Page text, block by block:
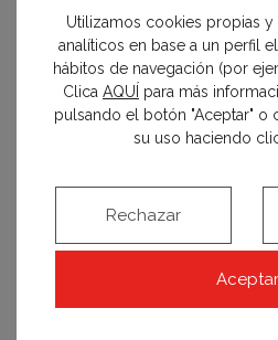
Fotos del Espacio Kaldewei:
Utilizamos cookies propias y
analíticos en base a un perfil
hábitos de navegación (por
Clica AQUÍ para más
pulsando el botón "Aceptar" o
su uso haciendo
Aceptar
Rechazar